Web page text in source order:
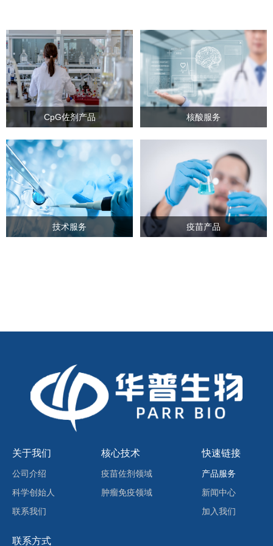
CpG佐剂产品 核酸服务
技术服务 疫苗产品
关于我们
公司介绍
科学创始人
联系我们
疫苗佐剂领域
肿瘤免疫领域
核心技术
产品服务
新闻中心
加入我们
快速链接
联系方式